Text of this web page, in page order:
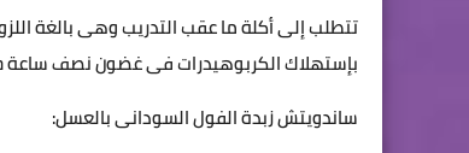
تتطلب إلى أكلة ما عقب التدريب وهى بالغة
بإستهلاك الكربوهيدرات فى غضون نصف ساعة
ساندويتش زبدة الفول السودانى بالعسل: